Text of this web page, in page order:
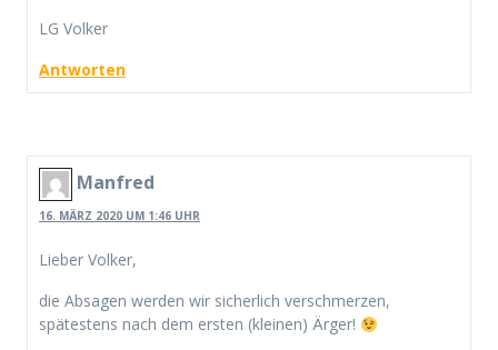
LG Volker
Antworten
Manfred
16. MÄRZ 2020 UM 1:46 UHR
Lieber Volker,
die Absagen werden wir sicherlich verschmerzen,
spätestens nach dem ersten (kleinen) Ärger!